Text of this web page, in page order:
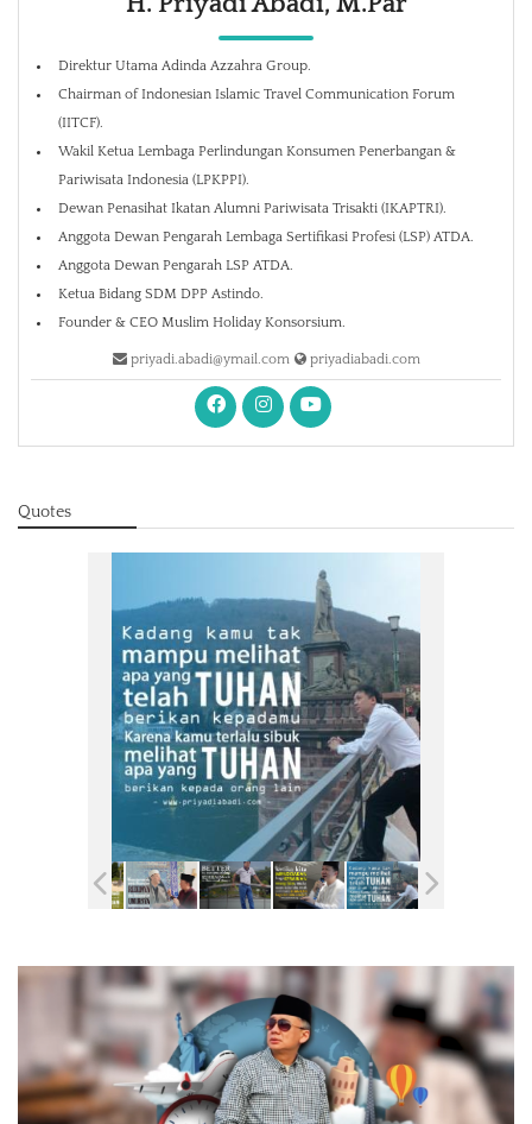
Direktur Utama Adinda Azzahra Group.
Chairman of Indonesian Islamic Travel Communication Forum
(IITCF).
Wakil Ketua Lembaga Perlindungan Konsumen Penerbangan &
Pariwisata Indonesia (LPKPPI).
Dewan Penasihat Ikatan Alumni Pariwisata Trisakti (IKAPTRI).
Anggota Dewan Pengarah Lembaga Sertifikasi Profesi (LSP) ATDA.
Anggota Dewan Pengarah LSP ATDA.
Ketua Bidang SDM DPP Astindo.
Founder & CEO Muslim Holiday Konsorsium.
priyadi.abadi@ymail.com priyadiabadi.com
Quotes